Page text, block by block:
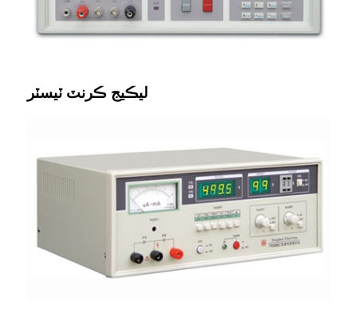
ليڪيج ڪرنٽ ٽيسٽر